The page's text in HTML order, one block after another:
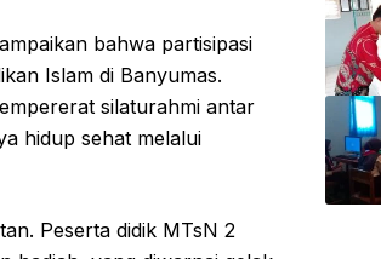
bahwa partisipasi
Islam di Banyumas.
silaturahmi antar
hidup sehat melalui
Peserta didik MTsN 2